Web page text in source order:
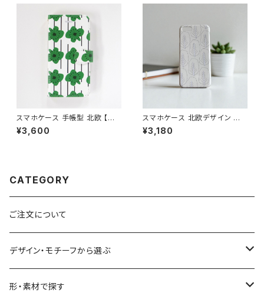
スマホケース 手帳型 北欧 【グリ
ーンフラワー】花柄 iPhone17/1
6/15/SE3/Android カード収
¥3,600
スマホケース 北欧デザイン ハ
ードケース iPhone17/galaxy/
Googlepixel/Xperia シンプ
¥3,180
CATEGORY
ご注文について
デザイン・モチーフから選ぶ
花柄・植物
形・素材で探す